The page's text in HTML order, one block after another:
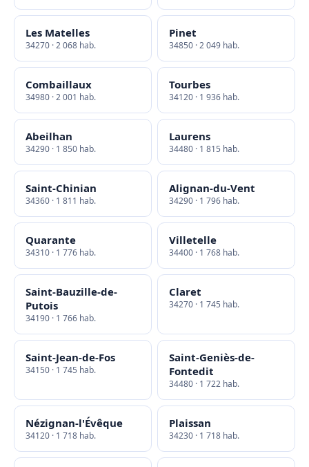
Les Matelles
34270 · 2 068 hab.
Pinet
34850 · 2 049 hab.
Combaillaux
34980 · 2 001 hab.
Tourbes
34120 · 1 936 hab.
Abeilhan
34290 · 1 850 hab.
Laurens
34480 · 1 815 hab.
Saint-Chinian
34360 · 1 811 hab.
Alignan-du-Vent
34290 · 1 796 hab.
Quarante
34310 · 1 776 hab.
Villetelle
34400 · 1 768 hab.
Saint-Bauzille-de-
Putois
34190 · 1 766 hab.
Claret
34270 · 1 745 hab.
Saint-Jean-de-Fos
34150 · 1 745 hab.
Saint-Geniès-de-
Fontedit
34480 · 1 722 hab.
Nézignan-l'Évêque
34120 · 1 718 hab.
Plaissan
34230 · 1 718 hab.